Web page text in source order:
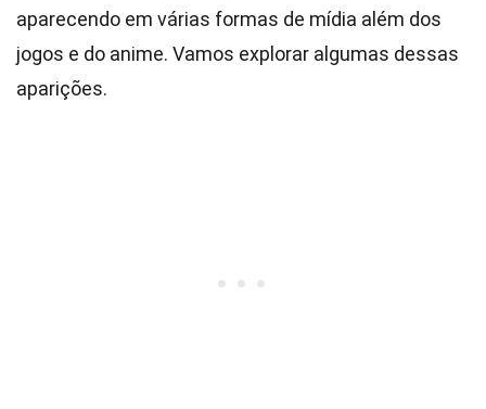
aparecendo em várias formas de mídia além dos
jogos e do anime. Vamos explorar algumas dessas
aparições.